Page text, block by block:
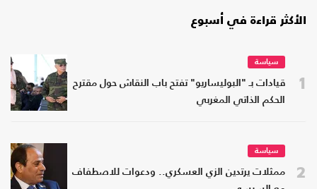
الأكثر قراءة في أسبوع
1
سياسة
قيادات بـ "البوليساريو" تفتح باب النقاش حول مقترح
الحكم الذاتي المغربي
2
سياسة
ممثلات يرتدين الزي العسكري.. ودعوات للاصطفاف